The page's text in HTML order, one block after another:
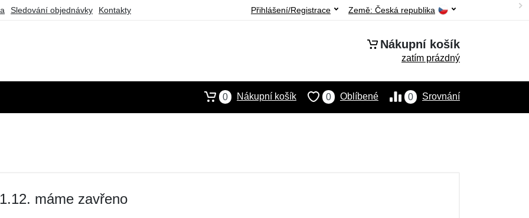
Sledování objednávky Kontakty Země: Česká republika
Přihlášení/Registrace
Nákupní košík
zatím prázdný
0 Srovnání
0 Oblíbené
0 Nákupní košík
máme zavřeno